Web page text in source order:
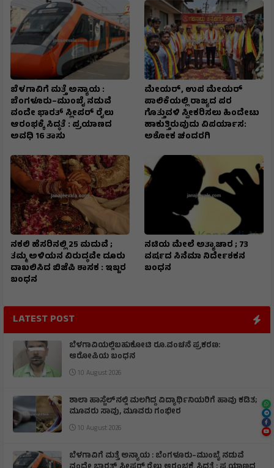
ಬೆಳಗಾವಿಗೆ ಮತ್ತೆ ಅನ್ಯಾಯ :
ಬೆಂಗಳೂರು–ಮುಂಬೈ ನಡುವೆ
ವಂದೇ ಭಾರತ್ ಸ್ಲೀಪರ್ ರೈಲು
ಆರಂಭಕ್ಕೆ ಸಿದ್ಧತೆ : ಪ್ರಯಾಣದ
ಅವಧಿ 16 ತಾಸು
ಮೇಯರ್, ಉಪ ಮೇಯರ್
ಪಾಲಿಕೆಯಲ್ಲಿ ರಾಜ್ಯದ ಪರ
ಗೊತ್ತುವಳಿ ಸ್ವೀಕರಿಸಲು ಹಿಂದೇಟು
ಹಾಕುತ್ತಿರುವುದು ವಿಪರ್ಯಾಸ:
ಅಶೋಕ ಚಂದರಗಿ
ನಕಲಿ ಹೆಸರಿನಲ್ಲಿ 25 ಮದುವೆ ;
ತಮ್ಮ ಅಳಿಯನ ವಿರುದ್ಧವೇ ದೂರು
ದಾಖಲಿಸಿದ ಬಿಜೆಪಿ ಶಾಸಕ : ಇಬ್ಬರ
ಬಂಧನ
ನಟಿಯ ಮೇಲೆ ಅತ್ಯಾಚಾರ ; 73
ವರ್ಷದ ಸಿನೆಮಾ ನಿರ್ದೇಶಕನ
ಬಂಧನ
LATEST POST
ಬೆಳಗಾವಿಯಲ್ಲಿಬಹುಕೋಟಿ ರೂ.ವಂಚನೆ ಪ್ರಕರಣ:
ಆರೋಪಿಯ ಬಂಧನ
10 August 2026
ಶಾಲಾ ಹಾಸ್ಟೆಲ್‌ನಲ್ಲಿ ಮಲಗಿದ್ದ ವಿದ್ಯಾರ್ಥಿನಿಯರಿಗೆ ಹಾವು ಕಡಿತ;
ಮೂವರು ಸಾವು, ಮೂವರು ಗಂಭೀರ
10 August 2026
ಬೆಳಗಾವಿಗೆ ಮತ್ತೆ ಅನ್ಯಾಯ : ಬೆಂಗಳೂರು–ಮುಂಬೈ ನಡುವೆ